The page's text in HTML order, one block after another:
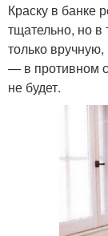
Краску в банке
тщательно, но
только
— в противном
не будет.